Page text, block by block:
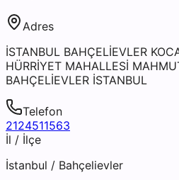
Adres
İSTANBUL BAHÇELİEVLER
HÜRRİYET MAHALLESİ
BAHÇELİEVLER İSTANBUL
Telefon
2124511563
İl / İlçe
İstanbul / Bahçelievler